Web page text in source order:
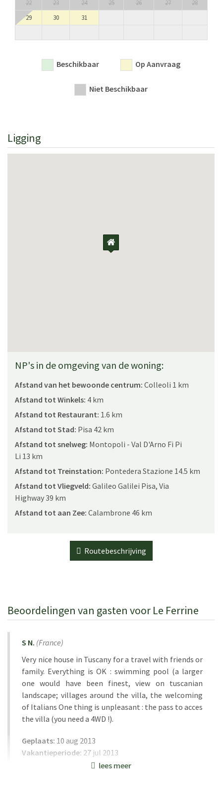
22 23 24 25 26 27
28
29
30 31
Beschikbaar Op Aanvraag
Niet Beschikbaar
Ligging
NP's in de omgeving van de woning:
Afstand van het bewoonde centrum: Colleoli 1 km
Afstand tot Winkels: 4 km
Afstand tot Restaurant: 1.6 km
Afstand tot Stad: Pisa 42 km
Afstand tot snelweg: Montopoli - Val D'Arno Fi Pi
Li 13 km
Afstand tot Treinstation: Pontedera Stazione 14.5 km
Afstand tot Vliegveld: Galileo Galilei Pisa, Via
Highway 39 km
Afstand tot aan Zee: Calambrone 46 km
Routebeschrijving
Beoordelingen van gasten voor Le Ferrine
S N. (France)
Very nice house in Tuscany for a travel with friends or
family. Everything is OK : swimming pool (a larger
one would have been finest, view on tuscanian
landscape; villages around the villa, the welcoming
of Italians One thing is unpleasant : the pass to acces
the villa (you need a 4WD !).
Geplaats: 10 aug 2013
Vakantieperiode: 27 jul 2013
lees meer